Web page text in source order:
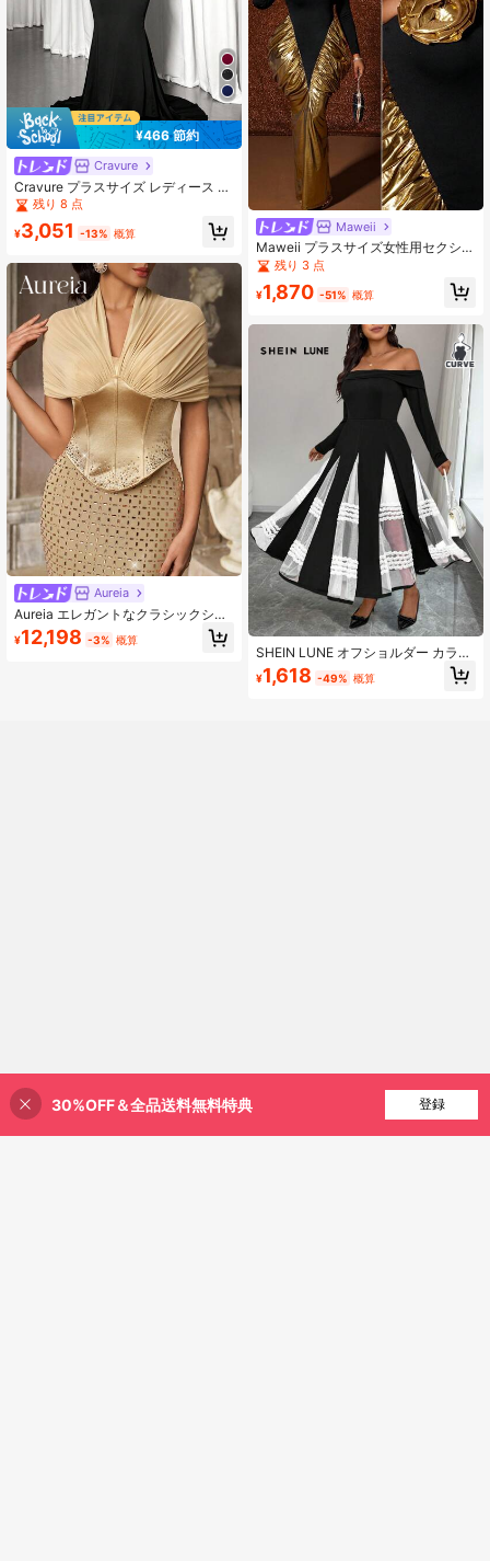
¥466 節約
Cravure
Cravure プラスサイズ レディース エ
レガントなオフショルダー パールビ
ーズ 長袖ドレス
残り 8 点
¥3,051 -13% 概算
Aureia
Aureia エレガントなクラシックシア
ーメッシュオフショルダー袖パッチ
ワークハートネックライン、露出し
¥12,198 -3% 概算
Maweii
Maweii プラスサイズ女性用セクシー
なメタリック生地カラーブロックデ
ザインパーティー誕生日ドレス
残り 3 点
¥1,870 -51% 概算
SHEIN LUNE オフショルダー カラー
ブロック レース スプライス プラス
サイズ レディースドレス
¥1,618 -49% 概算
3% 割引！ 買い物かごに追加
30%OFF＆全品送料無料特典 登録